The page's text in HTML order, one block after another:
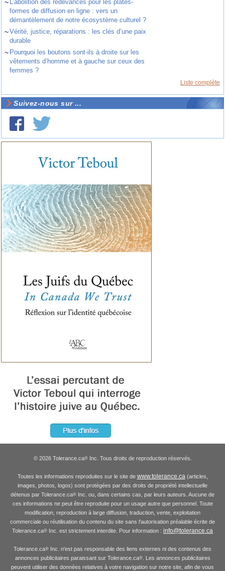
~ L’abolition des redevances pour les plates-
formes de diffusion en ligne : vers un
démantèlement de notre écosystème culturel ?
~Vérité, justice, réparations : les clés d’une paix
durable
~ Pourquoi les boutons sont-ils à droite sur les
vêtements d’homme et à gauche sur ceux des
femmes ?
Liste complète
Suivez-nous sur ...
© 2026 Tolerance.ca®Inc. Tous droits de reproduction réservés.
Toutes les informations reproduites sur le site de www.tolerance.ca(articles,
images, photos, logos) sont protégées par des droits de propriété intellectuelle
détenus par Tolerance.ca® Inc. ou, dans certains cas, par leurs auteurs. Aucune de
ces informations ne peut être reproduite pour un usage autre que personnel. Toute
modification, reproduction à large diffusion, traduction, vente, exploitation
commerciale ou réutilisation du contenu du site sans l'autorisation préalable écrite de
Tolerance.ca® Inc. est strictement interdite. Pour information : info@tolerance.ca
Tolerance.ca® Inc. n'est pas responsable des liens externes ni des contenus des
annonces publicitaires paraissant sur Tolerance.ca®. Les annonces publicitaires
peuvent utiliser des données relatives à votre navigation sur notre site, afin de vous